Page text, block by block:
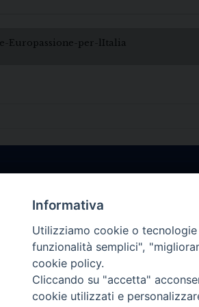
Europassione-per-lItalia
Informativa
Utilizziamo cookie o
funzionalità semplici",
cookie policy.
Cliccando su "accetta"
cookie utilizzati e